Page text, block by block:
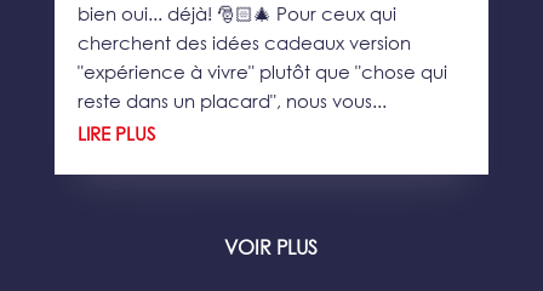
bien oui... déjà! 🎅🏻🎄 Pour ceux qui
cherchent des idées cadeaux version
"expérience à vivre" plutôt que "chose qui
reste dans un placard", nous vous...
LIRE PLUS
VOIR PLUS